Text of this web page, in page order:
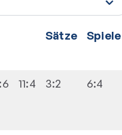
Sätze Spiele
11:4 3:2 6:4